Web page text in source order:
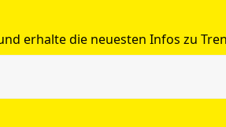
erhalte die neuesten Infos zu